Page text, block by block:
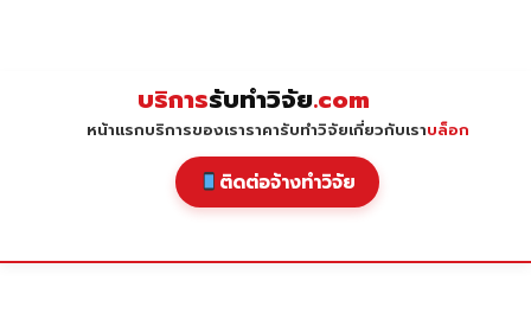
บริการรับทำวิจัย.com
หน้าแรกบริการของเราราคารับทำวิจัยเกี่ยวกับเราบล็อก
ติดต่อจ้างทำวิจัย